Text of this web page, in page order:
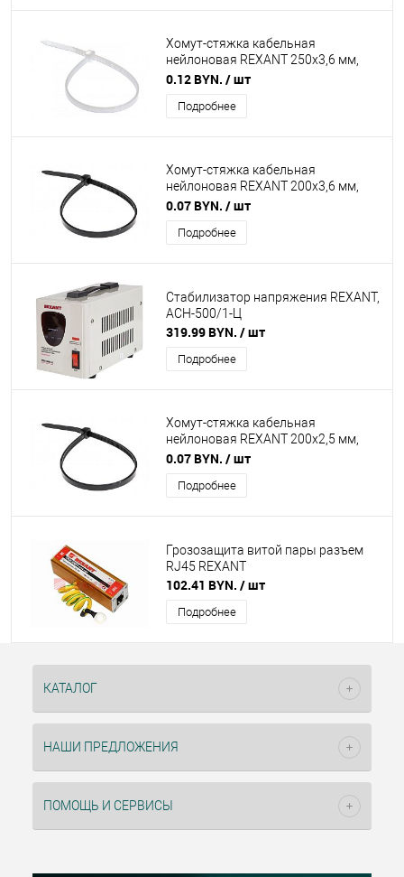
Хомут-стяжка кабельная
нейлоновая REXANT 250x3,6 мм,
белая
0.12 BYN. / шт
Подробнее
Хомут-стяжка кабельная
нейлоновая REXANT 200x3,6 мм,
черная
0.07 BYN. / шт
Подробнее
Стабилизатор напряжения REXANT,
AСН-500/1-Ц
319.99 BYN. / шт
Подробнее
Хомут-стяжка кабельная
нейлоновая REXANT 200x2,5 мм,
черная
0.07 BYN. / шт
Подробнее
Грозозащита витой пары разъем
RJ45 REXANT
102.41 BYN. / шт
Подробнее
КАТАЛОГ
НАШИ ПРЕДЛОЖЕНИЯ
ПОМОЩЬ И СЕРВИСЫ